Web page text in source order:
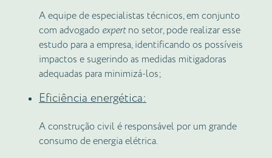
A equipe de especialistas técnicos, em conjunto
com advogado expertno setor, pode realizar esse
estudo para a empresa, identificando os possíveis
impactos e sugerindo as medidas mitigadoras
adequadas para minimizá-los;
Eficiência energética:
A construção civil é responsável por um grande
consumo de energia elétrica.